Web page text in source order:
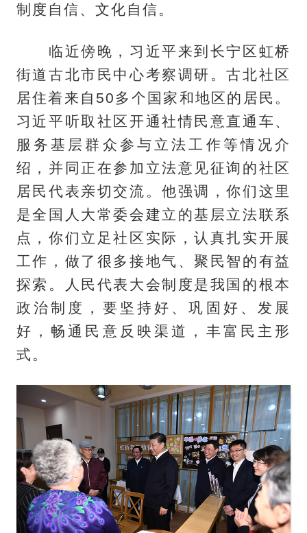
制度自信、文化自信。
临近傍晚，习近平来到长宁区虹桥
街道古北市民中心考察调研。古北社区
居住着来自50多个国家和地区的居民。
习近平听取社区开通社情民意直通车、
服务基层群众参与立法工作等情况介
绍，并同正在参加立法意见征询的社区
居民代表亲切交流。他强调，你们这里
是全国人大常委会建立的基层立法联系
点，你们立足社区实际，认真扎实开展
工作，做了很多接地气、聚民智的有益
探索。人民代表大会制度是我国的根本
政治制度，要坚持好、巩固好、发展
好，畅通民意反映渠道，丰富民主形
式。